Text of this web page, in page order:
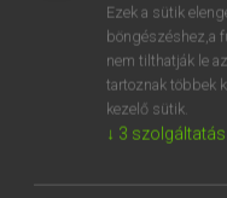
Ezek a sütik
böngészéshez,a
nem tilthatják le
tartoznak többek
kezelő sütik.
↓ 3 szolgáltatás